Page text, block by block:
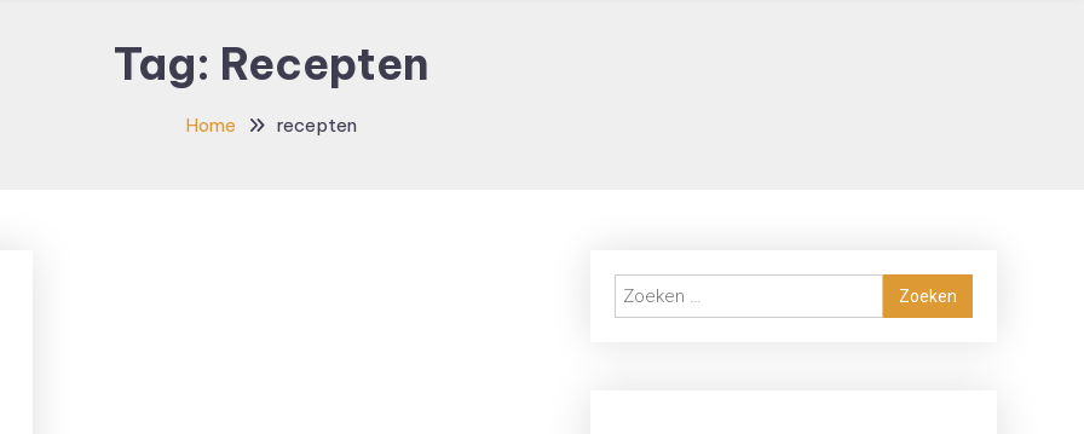
Tag: Recepten
Home recepten
Zoeken
naar: